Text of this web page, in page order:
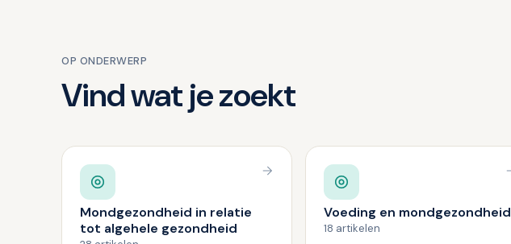
OP ONDERWERP
Vind wat je zoekt
Mondgezondheid in relatie
tot algehele gezondheid
Voeding en mondgezondheid
18 artikelen